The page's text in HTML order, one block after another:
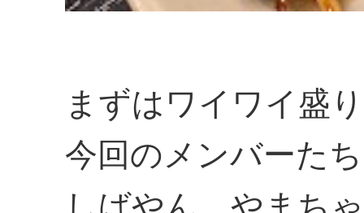
まずはワイワイ盛
今回のメンバーた